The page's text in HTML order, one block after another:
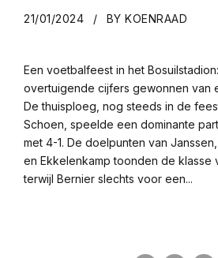
21/01/2024 BY KOENRAAD
Een voetbalfeest in het
overtuigende cijfers gewonnen van
De thuisploeg, nog steeds in de
Schoen, speelde een dominante
met 4-1. De doelpunten van
en Ekkelenkamp toonden de klasse
terwijl Bernier slechts voor een...